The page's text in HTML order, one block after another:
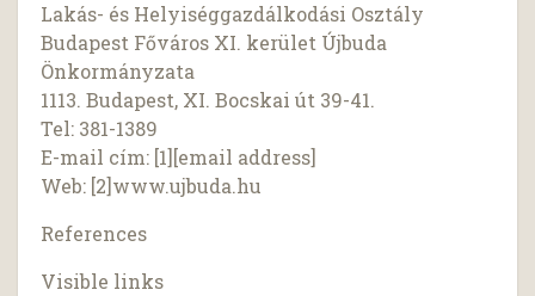
Lakás- és Helyiséggazdálkodási Osztály
Budapest Főváros XI. kerület Újbuda
Önkormányzata
1113. Budapest, XI. Bocskai út 39-41.
Tel: 381-1389
E-mail cím: [1][email address]
Web: [2]www.ujbuda.hu
References
Visible links